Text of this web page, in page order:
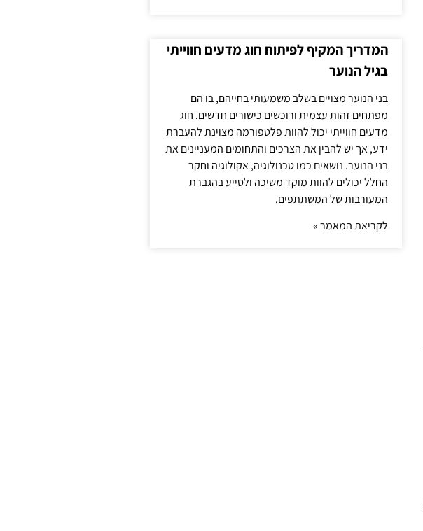
המדריך המקיף לפיתוח חוג מדעים חווייתי
בגיל הנוער
בני הנוער מצויים בשלב משמעותי בחייהם, בו הם
מפתחים זהות עצמית ורוכשים כישורים חדשים. חוג
מדעים חווייתי יכול להוות פלטפורמה מצוינת להעברת
ידע, אך יש להבין את הצרכים והתחומים המעניינים את
בני הנוער. נושאים כמו טכנולוגיה, אקולוגיה וחקר
החלל יכולים להוות מוקד משיכה ולסייע בהגברת
המעורבות של המשתתפים.
לקריאת המאמר »